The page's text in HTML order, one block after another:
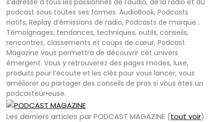
s’adresse à tous les passionnés de l’audio, de la radio et du
podcast sous toutes ses formes. AudioBook, Podcasts
natifs, Replay d’émissions de radio, Podcasts de marque…
Témoignages, tendances, techniques, outils, conseils,
rencontres, classements et coups de cœur, Podcast
Magazine vous permettra de découvrir cet univers
émergent. Vous y retrouverez des pages modes, luxe,
produits pour l’écoute et les clés pour vous lancer, vous
améliorer ou partager des conseils de pros si vous êtes un
podcasteur•euse.
Les derniers articles par PODCAST MAGAZINE (tout voir)